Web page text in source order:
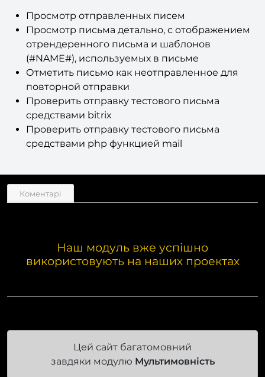
Просмотр отправленных писем
Просмотр письма детально, с отображением
отрендеренного письма и шаблонов
(#NAME#), используемых в письме
Отметить письмо как неотправленное для
повторной отправки
Проверить отправку тестового письма
средствами bitrix
Проверить отправку тестового письма
средствами php функцией mail
Коментарі
Наш модуль вже успішно
використовують на наших проектах
Цей сайт багатомовний
завдяки модулю Мультимовність